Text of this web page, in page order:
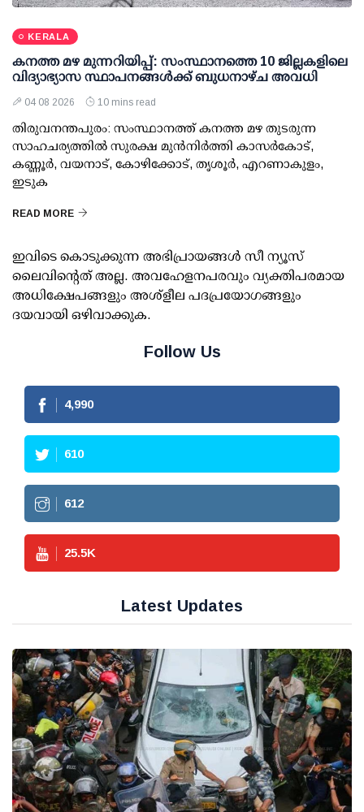
KERALA
കനത്ത മഴ മുന്നറിയിപ്പ്: സംസ്ഥാനത്തെ 10 ജില്ലകളിലെ
വിദ്യാഭ്യാസ സ്ഥാപനങ്ങള്‍ക്ക് ബുധനാഴ്ച അവധി
04 08 2026 10 mins read
തിരുവനന്തപുരം: സംസ്ഥാനത്ത് കനത്ത മഴ തുടരുന്ന
സാഹചര്യത്തില്‍ സുരക്ഷ മുന്‍നിര്‍ത്തി കാസര്‍കോട്,
കണ്ണൂര്‍, വയനാട്, കോഴിക്കോട്, തൃശൂര്‍, എറണാകുളം,
ഇടുക
READ MORE
ഇവിടെ കൊടുക്കുന്ന അഭിപ്രായങ്ങള്‍ സീ ന്യൂസ്
ലൈവിന്റെത് അല്ല. അവഹേളനപരവും വ്യക്തിപരമായ
അധിക്ഷേപങ്ങളും അശ്‌ളീല പദപ്രയോഗങ്ങളും
ദയവായി ഒഴിവാക്കുക.
Follow Us
4,990
610
612
25.5K
Latest Updates